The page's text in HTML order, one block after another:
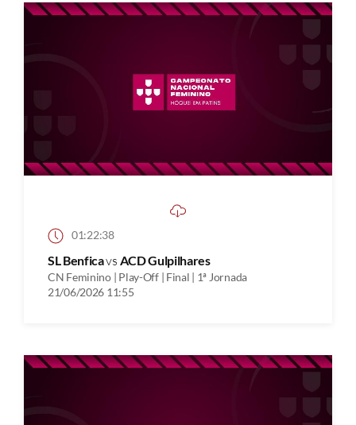
01:22:38
SL Benficavs ACD Gulpilhares
CN Feminino | Play-Off | Final | 1ª Jornada
21/06/2026 11:55